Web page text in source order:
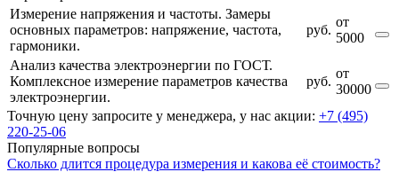
Измерение напряжения и частоты. Замеры
основных параметров: напряжение, частота,
гармоники.
руб.
от
5000
Анализ качества электроэнергии по ГОСТ.
Комплексное измерение параметров качества
электроэнергии.
руб.
от
30000
Точную цену запросите у менеджера, у нас акции: +7 (495)
220-25-06
Популярные вопросы
Сколько длится процедура измерения и какова её стоимость?